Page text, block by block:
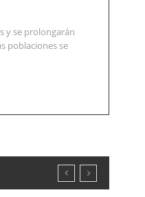
y se prolongarán
poblaciones se